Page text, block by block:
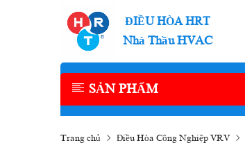
ĐIỀU HÒA HRT
Nhà Thầu HVAC
SẢN PHẨM
Trang chủ Điều Hòa Công Nghiệp VRV